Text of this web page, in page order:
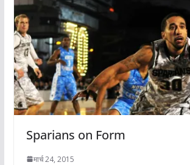
Sparians on Form
मार्च 24, 2015